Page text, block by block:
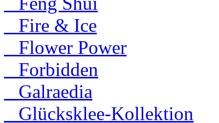
Fire & Ice
Flower Power
Forbidden
Galraedia
Glücksklee-Kollektion